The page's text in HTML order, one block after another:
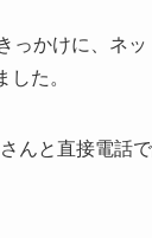
っかけに、ネ
た。
んと直接電話